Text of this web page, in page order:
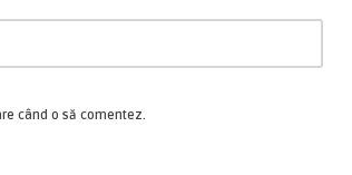
când o să comentez.